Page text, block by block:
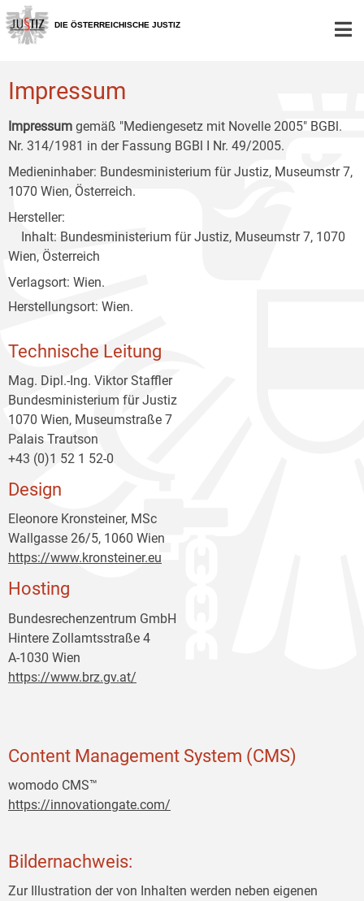
Zur
Hauptnavigation
[1]
Zum
Inhalt
[2]
Zum
Untermenü
[3]
DIE ÖSTERREICHISCHE JUSTIZ
Impressum
Impressum gemäß "Mediengesetz mit Novelle 2005" BGBl.
Nr. 314/1981 in der Fassung BGBl I Nr. 49/2005.
Medieninhaber: Bundesministerium für Justiz, Museumstr 7,
1070 Wien, Österreich.
Hersteller:
Inhalt: Bundesministerium für Justiz, Museumstr 7, 1070
Wien, Österreich
Verlagsort: Wien.
Herstellungsort: Wien.
Technische Leitung
Mag. Dipl.-Ing. Viktor Staffler
Bundesministerium für Justiz
1070 Wien, Museumstraße 7
Palais Trautson
+43 (0)1 52 1 52-0
Design
Eleonore Kronsteiner, MSc
Wallgasse 26/5, 1060 Wien
https://www.kronsteiner.eu
Hosting
Bundesrechenzentrum GmbH
Hintere Zollamtsstraße 4
A-1030 Wien
https://www.brz.gv.at/
Content Management System (CMS)
womodo CMS™
https://innovationgate.com/
Bildernachweis:
Zur Illustration der von Inhalten werden neben eigenen